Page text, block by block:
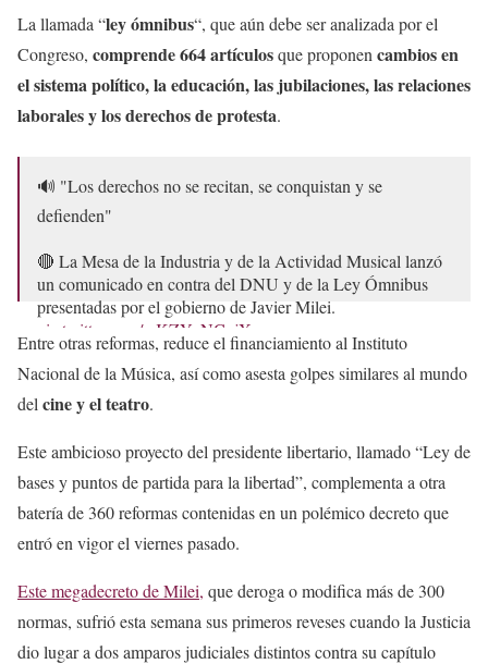
La llamada “ley ómnibus“, que aún debe ser analizada por el
Congreso, comprende 664 artículosque proponen cambios en
el sistema político, la educación, las jubilaciones, las relaciones
laborales y los derechos de protesta.
🔊 "Los derechos no se recitan, se conquistan y se
defienden"
🔴 La Mesa de la Industria y de la Actividad Musical lanzó
un comunicado en contra del DNU y de la Ley Ómnibus
presentadas por el gobierno de Javier Milei.
pic.twitter.com/mKZYvNCujX
— El Destape (@eldestapeweb)January 4, 2024
Entre otras reformas, reduce el financiamiento al Instituto
Nacional de la Música, así como asesta golpes similares al mundo
del cine y el teatro.
Este ambicioso proyecto del presidente libertario, llamado “Ley de
bases y puntos de partida para la libertad”, complementa a otra
batería de 360 reformas contenidas en un polémico decreto que
entró en vigor el viernes pasado.
Este megadecreto de Milei, que deroga o modifica más de 300
normas, sufrió esta semana sus primeros reveses cuando la Justicia
dio lugar a dos amparos judiciales distintos contra su capítulo